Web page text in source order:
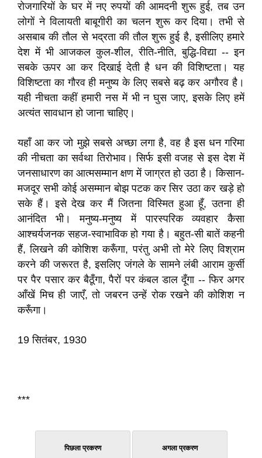
रोजगारियों के घर में नए रुपयों की आमदनी शुरू हुई, तब उन
लोगों ने विलायती बाबूगीरी का चलन शुरू कर दिया। तभी से
असबाब की तौल से भद्रता की तौल शुरू हुई है, इसीलिए हमारे
देश में भी आजकल कुल-शील, रीति-नीति, बुद्धि-विद्या -- इन
सबके ऊपर आ कर दिखाई देती है धन की विशिष्टता। यह
विशिष्टता का गौरव ही मनुष्य के लिए सबसे बढ़ कर अगौरव है।
यही नीचता कहीं हमारी नस में भी न घुस जाए, इसके लिए हमें
अत्यंत सावधान हो जाना चाहिए।
यहाँ आ कर जो मुझे सबसे अच्छा लगा है, वह है इस धन गरिमा
की नीचता का सर्वथा तिरोभाव। सिर्फ इसी वजह से इस देश में
जनसाधारण का आत्मसम्मान क्षण में जाग्रत हो उठा है। किसान-
मजदूर सभी कोई असम्मान बोझ पटक कर सिर उठा कर खड़े हो
सके हैं। इसे देख कर मैं जितना विस्मित हुआ हूँ, उतना ही
आनंदित भी। मनुष्य-मनुष्य में पारस्परिक व्यवहार कैसा
आश्चर्यजनक सहज-स्वाभाविक हो गया है। बहुत-सी बातें कहनी
हैं, लिखने की कोशिश करूँगा, परंतु अभी तो मेरे लिए विश्राम
करने की जरूरत है, इसलिए जंगले के सामने लंबी आराम कुर्सी
पर पैर पसार कर बैठूँगा, पैरों पर कंबल डाल दूँगा -- फिर अगर
आँखें मिच ही जाएँ, तो जबरन उन्हें रोक रखने की कोशिश न
करूँगा।
19 सितंबर, 1930
***
पिछला प्रकरण अगला प्रकरण